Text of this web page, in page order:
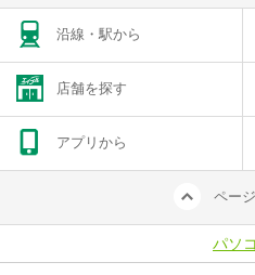
沿線・駅から
店舗を探す
アプリから
ペー
パソ